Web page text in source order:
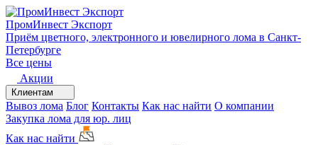
ПромИнвест Экспорт
Приём цветного, электронного и ювелирного лома в Санкт-
Петербурге
Все цены
Акции
Клиентам
Вывоз лома Блог Контакты Как нас найти О компании
Закупка лома для юр. лиц
Как нас найти